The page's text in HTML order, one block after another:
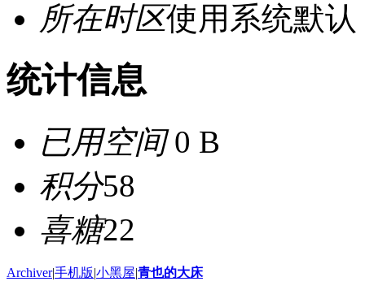
所在时区使用系统默认
统计信息
已用空间0 B
积分58
喜糖22
Archiver|手机版|小黑屋|青也的大床